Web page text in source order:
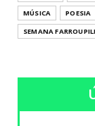
MÚSICA
POESIA
SEMANA